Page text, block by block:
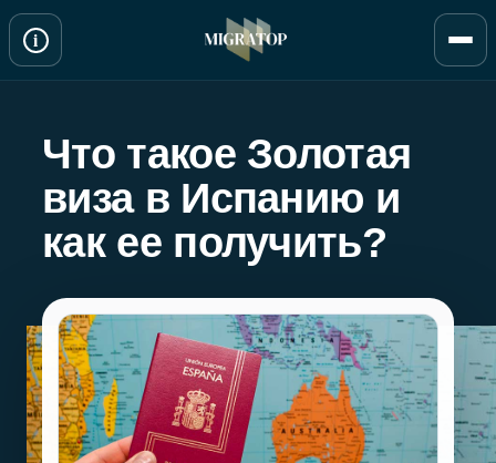
Перейти
i
Что такое Золотая
виза в Испанию и
как ее получить?